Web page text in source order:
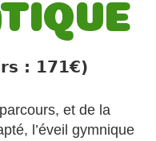
: 171€)
et de la
l’éveil gymnique